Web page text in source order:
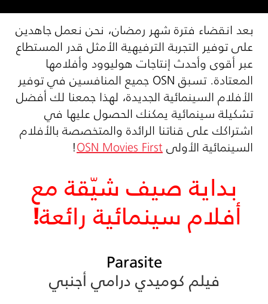
بعد انقضاء فترة شهر رمضان، نحن نعمل جاهدين
على توفير التجربة الترفيهية الأمثل قدر المستطاع
عبر أقوى وأحدث إنتاجات هوليوود وأفلامها
المعتادة. تسبقOSNجميع المنافسين في توفير
الأفلام السينمائية الجديدة، لهذا جمعنا لك أفضل
تشكيلة سينمائية يمكنك الحصول عليها في
اشتراكك على قناتنا الرائدة والمتخصصة بالأفلام
السينمائية الأولىOSN Movies First
!
بداية صيف شيّقة مع
أفلام سينمائية رائعة!
Parasite
فيلم كوميدي درامي أجنبي